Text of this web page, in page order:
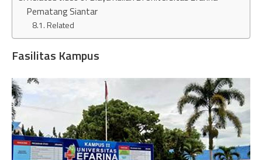
Pematang Siantar
Related
Fasilitas Kampus